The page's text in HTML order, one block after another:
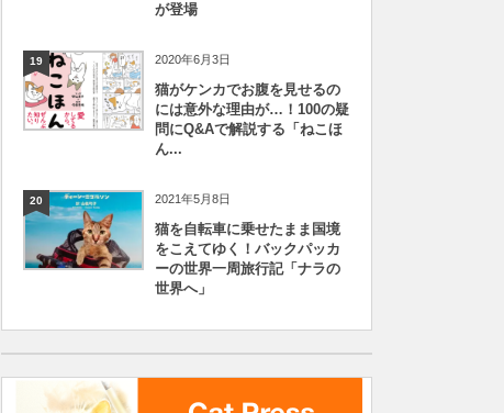
が登場
19 2020年6月3日
猫がケンカでお腹を見せるの
には意外な理由が…！100の疑
問にQ&Aで解説する「ねこほ
ん...
20 2021年5月8日
猫を自転車に乗せたまま国境
をこえてゆく！バックパッカ
ーの世界一周旅行記「ナラの
世界へ」